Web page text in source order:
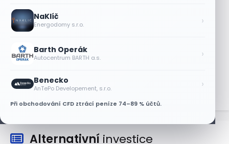
NaKlíč
Energodomy s.r.o. ›
Barth Operák
Autocentrum BARTH a.s. ›
Benecko
AnTePo Developement, s.r.o. ›
Při obchodování CFD ztrácí peníze 74–89 % účtů.
Akcie Micron klesají, ale nejhoršímu
výprodeji paměťových čipů unikly
Alternativní investice